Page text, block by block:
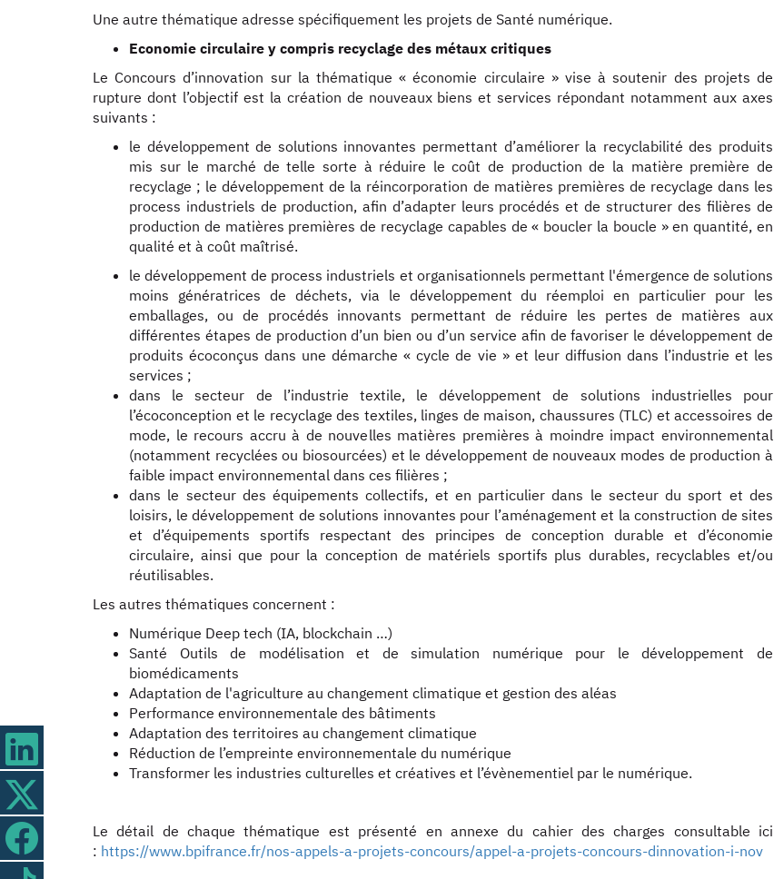
Une autre thématique adresse spécifiquement les projets de Santé numérique.
Economie circulaire y compris recyclage des métaux critiques
Le Concours d’innovation sur la thématique « économie circulaire » vise à soutenir des projets de
rupture dont l’objectif est la création de nouveaux biens et services répondant notamment aux axes
suivants :
le développement de solutions innovantes permettant d’améliorer la recyclabilité des produits
mis sur le marché de telle sorte à réduire le coût de production de la matière première de
recyclage ; le développement de la réincorporation de matières premières de recyclage dans les
process industriels de production, afin d’adapter leurs procédés et de structurer des filières de
production de matières premières de recyclage capables de « boucler la boucle » en quantité, en
qualité et à coût maîtrisé.
le développement de process industriels et organisationnels permettant l'émergence de solutions
moins génératrices de déchets, via le développement du réemploi en particulier pour les
emballages, ou de procédés innovants permettant de réduire les pertes de matières aux
différentes étapes de production d’un bien ou d’un service afin de favoriser le développement de
produits écoconçus dans une démarche « cycle de vie » et leur diffusion dans l’industrie et les
services ;
dans le secteur de l’industrie textile, le développement de solutions industrielles pour
l’écoconception et le recyclage des textiles, linges de maison, chaussures (TLC) et accessoires de
mode, le recours accru à de nouvelles matières premières à moindre impact environnemental
(notamment recyclées ou biosourcées) et le développement de nouveaux modes de production à
faible impact environnemental dans ces filières ;
dans le secteur des équipements collectifs, et en particulier dans le secteur du sport et des
loisirs, le développement de solutions innovantes pour l’aménagement et la construction de sites
et d’équipements sportifs respectant des principes de conception durable et d’économie
circulaire, ainsi que pour la conception de matériels sportifs plus durables, recyclables et/ou
réutilisables.
Les autres thématiques concernent :
Numérique Deep tech (IA, blockchain …)
Santé Outils de modélisation et de simulation numérique pour le développement de
biomédicaments
Adaptation de l'agriculture au changement climatique et gestion des aléas
Performance environnementale des bâtiments
Adaptation des territoires au changement climatique
Réduction de l’empreinte environnementale du numérique
Transformer les industries culturelles et créatives et l’évènementiel par le numérique.
Le détail de chaque thématique est présenté en annexe du cahier des charges consultable ici
: https://www.bpifrance.fr/nos-appels-a-projets-concours/appel-a-projets-concours-dinnovation-i-nov